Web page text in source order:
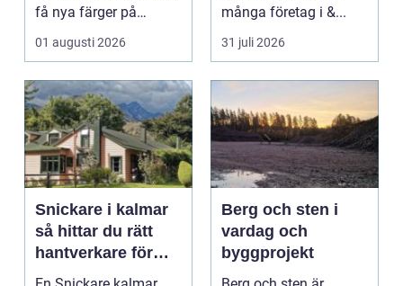
få nya färger på
väggarna. En kunnig
hantve...
01 augusti 2026
många företag i &...
31 juli 2026
Snickare i kalmar
så hittar du rätt
hantverkare för
ditt byggprojekt
Berg och sten i
vardag och
byggprojekt